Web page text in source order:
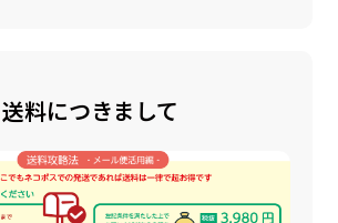
送料につきまして